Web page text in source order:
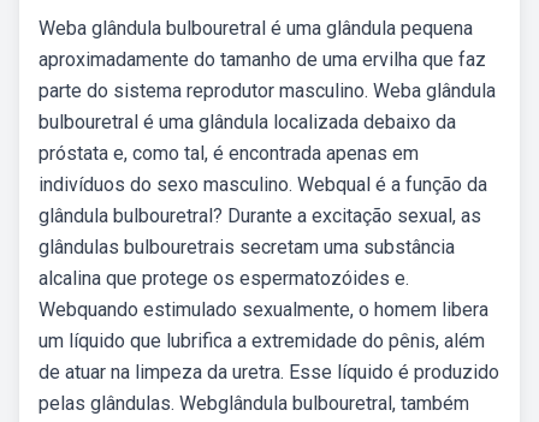
Weba glândula bulbouretral é uma glândula pequena
aproximadamente do tamanho de uma ervilha que faz
parte do sistema reprodutor masculino. Weba glândula
bulbouretral é uma glândula localizada debaixo da
próstata e, como tal, é encontrada apenas em
indivíduos do sexo masculino. Webqual é a função da
glândula bulbouretral? Durante a excitação sexual, as
glândulas bulbouretrais secretam uma substância
alcalina que protege os espermatozóides e.
Webquando estimulado sexualmente, o homem libera
um líquido que lubrifica a extremidade do pênis, além
de atuar na limpeza da uretra. Esse líquido é produzido
pelas glândulas. Webglândula bulbouretral, também